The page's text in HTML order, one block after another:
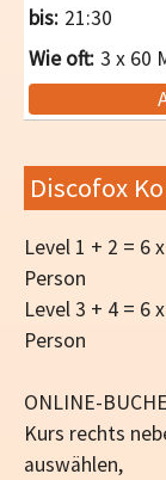
21:30
3 x 60
Discofox
Level 1 + 2 = 6
Person
Level 3 + 4 = 6
Person
ONLINE-
Kurs rechts
auswählen,